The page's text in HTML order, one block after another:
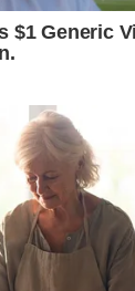
$1 Generic